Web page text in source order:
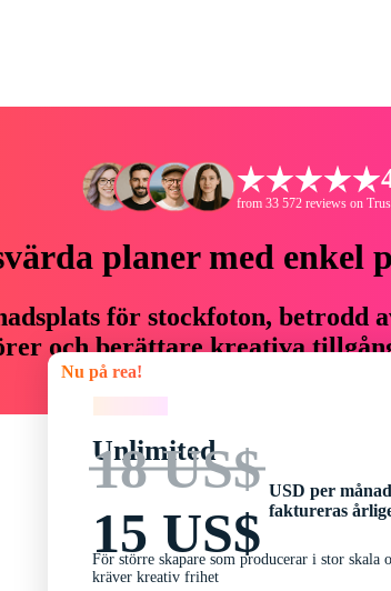
from 33 572 reviews on
planer med enkel
för stockfoton, betrodd
och berättare kreativa
Nu på rea!
Unlimited
18 US$
15 US$
USD per månad
faktureras
För större skapare som producerar i stor skala
kräver kreativ frihet